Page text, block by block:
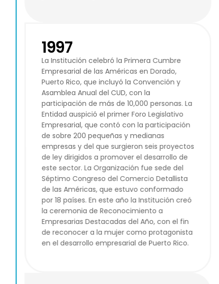
1997
La Institución celebró la Primera Cumbre
Empresarial de las Américas en Dorado,
Puerto Rico, que incluyó la Convención y
Asamblea Anual del CUD, con la
participación de más de 10,000 personas. La
Entidad auspició el primer Foro Legislativo
Empresarial, que contó con la participación
de sobre 200 pequeñas y medianas
empresas y del que surgieron seis proyectos
de ley dirigidos a promover el desarrollo de
este sector. La Organización fue sede del
Séptimo Congreso del Comercio Detallista
de las Américas, que estuvo conformado
por 18 países. En este año la Institución creó
la ceremonia de Reconocimiento a
Empresarias Destacadas del Año, con el fin
de reconocer a la mujer como protagonista
en el desarrollo empresarial de Puerto Rico.